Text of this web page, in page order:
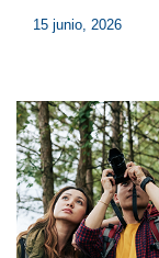
15 junio, 2026